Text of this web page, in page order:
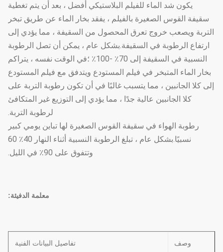
يكون شد الماء للفيلم البلاستيكي أفضل ، بعد أن يتم تغطية
سقيفة القوس الصغيرة بالفيلم ، يفقد بخار الماء عن طريق تبخر
التربة ويصعب خروج تعرق المحصول من السقيفة ، مما يؤدي إلى
ارتفاع الرطوبة في السقيفة.بشكل عام ، يمكن أن تصل الرطوبة
النسبية في السقيفة إلى 70٪ -100٪ ؛في الوقت نفسه ، يتراكم
بخار الماء المتبخر في فيلم المستودع ويتدفق مع فيلم المستودع
إلى كلا الجانبين ، مما يتسبب غالبًا في أن تكون رطوبة التربة على
كلا الجانبين عالية جدًا ، مما يؤدي إلى التوزيع غير المتكافئ
لرطوبة التربة.
رطوبة الهواء في سقيفة القوس الصغيرة لها تباين يومي كبير
نسبيًا.بشكل عام ، تبلغ الرطوبة النسبية أثناء النهار 40٪ 60
وتتفوق على 90٪ في الليل.
معلمة الدفيئة:
وصف تفاصيل البيانات الفنية